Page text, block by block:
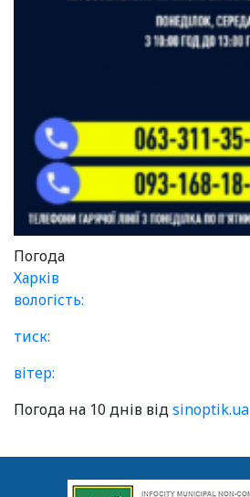
Погода
Харків
вологість:
тиск:
вітер:
Погода на 10 днів відsinoptik.ua